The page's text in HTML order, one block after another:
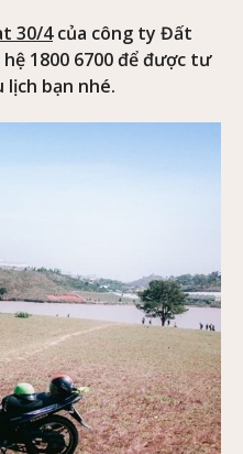
30/4của công ty Đất
1800 6700 để được tư
lịch bạn nhé.